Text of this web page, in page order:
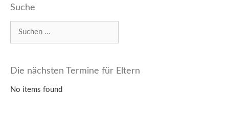
Suche
Die nächsten Termine für Eltern
No items found